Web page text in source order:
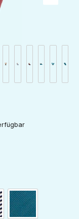
naturpetrol